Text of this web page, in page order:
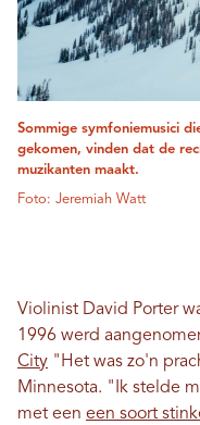
Sommige symfoniemusici
gekomen, vinden dat de
muzikanten maakt.
Foto: Jeremiah Watt
Violinist David Porter
1996 werd
City "Het was zo'n
Minnesota. "Ik stelde
met een een soort